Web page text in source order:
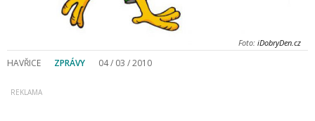
Foto: iDobryDen.cz
HAVŘICE ZPRÁVY 04 / 03 / 2010